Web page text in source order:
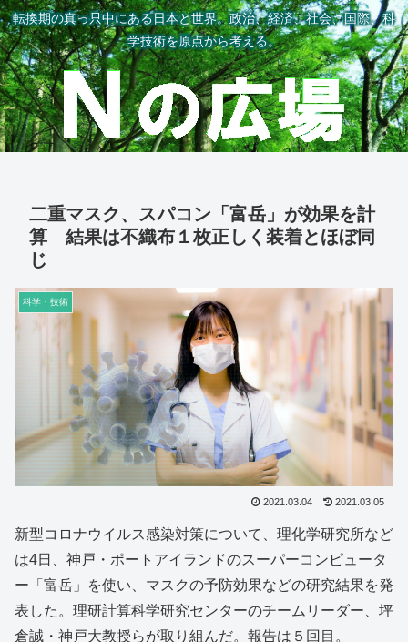
転換期の真っ只中にある日本と世界。政治、経済、社会、国際、科
学技術を原点から考える。
二重マスク、スパコン「富岳」が効果を計
算 結果は不織布１枚正しく装着とほぼ同
じ
科学・技術
2021.03.04 2021.03.05
新型コロナウイルス感染対策について、理化学研究所など
は4日、神戸・ポートアイランドのスーパーコンピュータ
ー「富岳」を使い、マスクの予防効果などの研究結果を発
表した。理研計算科学研究センターのチームリーダー、坪
倉誠・神戸大教授らが取り組んだ。報告は５回目。